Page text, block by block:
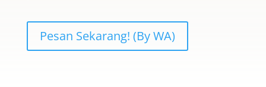
Pesan Sekarang! (By WA)